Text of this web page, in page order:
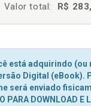
Valor total: R$
está adquirindo (ou
Digital (eBook).
lhe será enviado
PARA DOWNLOAD E